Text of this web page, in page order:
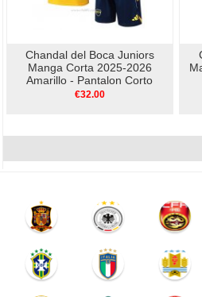
Chandal del Boca Juniors
Manga Corta 2025-2026
Amarillo - Pantalon Corto
€32.00